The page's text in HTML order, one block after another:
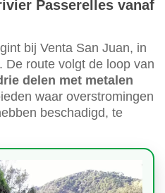
Passerelles vanaf
bij Venta San Juan, in
De route volgt de loop van
delen met metalen
waar overstromingen
beschadigd, te